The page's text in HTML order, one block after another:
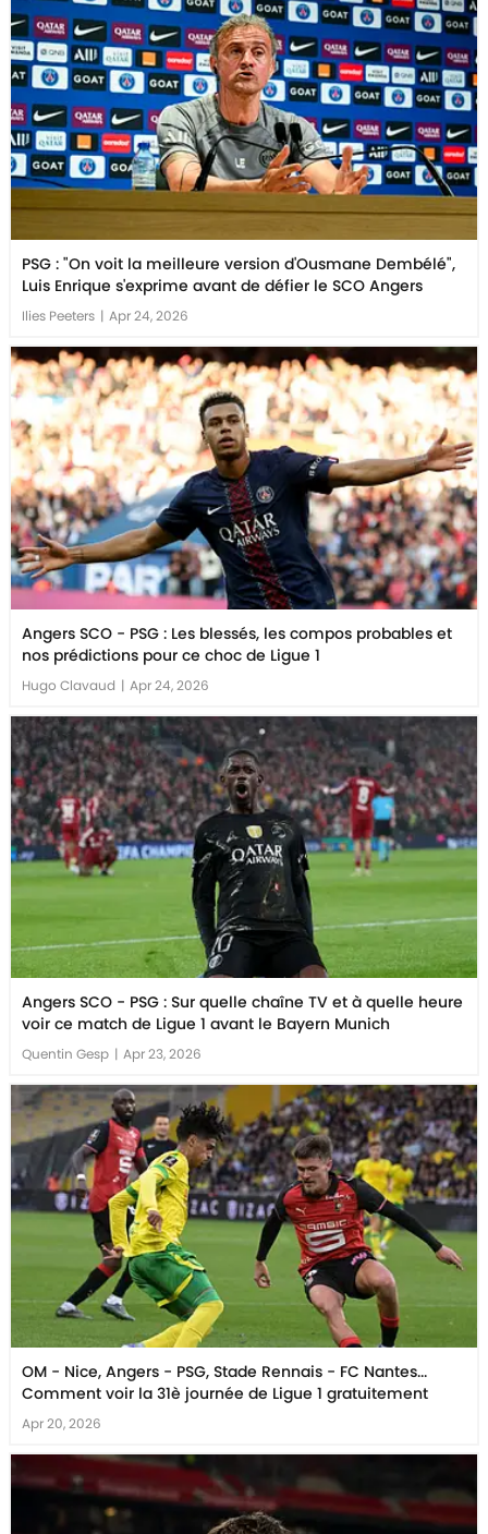
PSG : "On voit la meilleure version d'Ousmane Dembélé",
Luis Enrique s'exprime avant de défier le SCO Angers
Ilies Peeters | Apr 24, 2026
Angers SCO - PSG : Les blessés, les compos probables et
nos prédictions pour ce choc de Ligue 1
Hugo Clavaud | Apr 24, 2026
Angers SCO - PSG : Sur quelle chaîne TV et à quelle heure
voir ce match de Ligue 1 avant le Bayern Munich
Quentin Gesp | Apr 23, 2026
OM - Nice, Angers - PSG, Stade Rennais - FC Nantes...
Comment voir la 31è journée de Ligue 1 gratuitement
Apr 20, 2026